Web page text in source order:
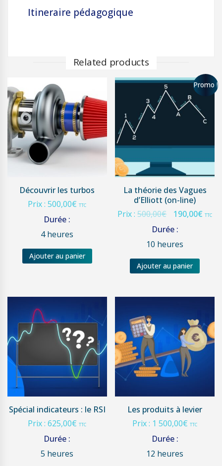
Itineraire pédagogique
Related products
Découvrir les turbos
Prix :500,00€ TTC
Durée :
4 heures
Ajouter au panier
Promo !
La théorie des Vagues
d’Elliott (on-line)
Prix :500,00€ 190,00€ TTC
Durée :
10 heures
Ajouter au panier
Spécial indicateurs : le RSI
Prix :625,00€ TTC
Durée :
5 heures
Les produits à levier
Prix : 1 500,00€ TTC
Durée :
12 heures